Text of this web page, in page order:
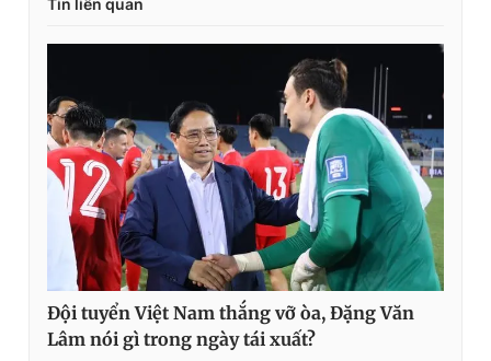
Tin liên quan
Đội tuyển Việt Nam thắng vỡ òa, Đặng Văn
Lâm nói gì trong ngày tái xuất?